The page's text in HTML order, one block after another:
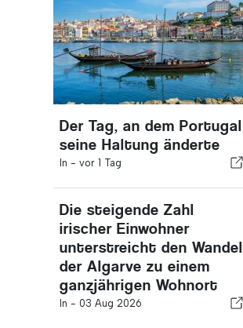
Der Tag, an dem Portugal
seine Haltung änderte
In - vor 1 Tag
Die steigende Zahl
irischer Einwohner
unterstreicht den Wandel
der Algarve zu einem
ganzjährigen Wohnort
In - 03 Aug 2026